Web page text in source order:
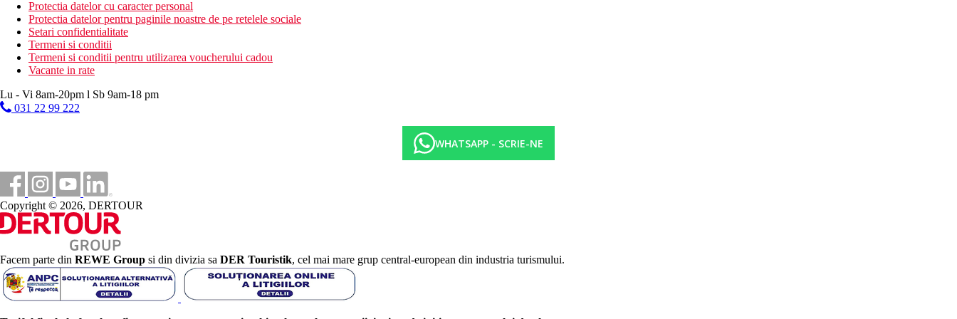
https://karonkata.com/
Galerie foto
Protectia datelor cu caracter personal
Protectia datelor pentru paginile noastre de pe retelele sociale
Setari confidentialitate
Termeni si conditii
Termeni si conditii pentru utilizarea voucherului cadou
Vacante in rate
Lu - Vi 8am-20pm l Sb 9am-18 pm
031 22 99 222
WHATSAPP - SCRIE-NE
Copyright © 2026, DERTOUR
Facem parte din REWE Group si din divizia sa DER Touristik, cel mai mare grup central-european din industria turismului.